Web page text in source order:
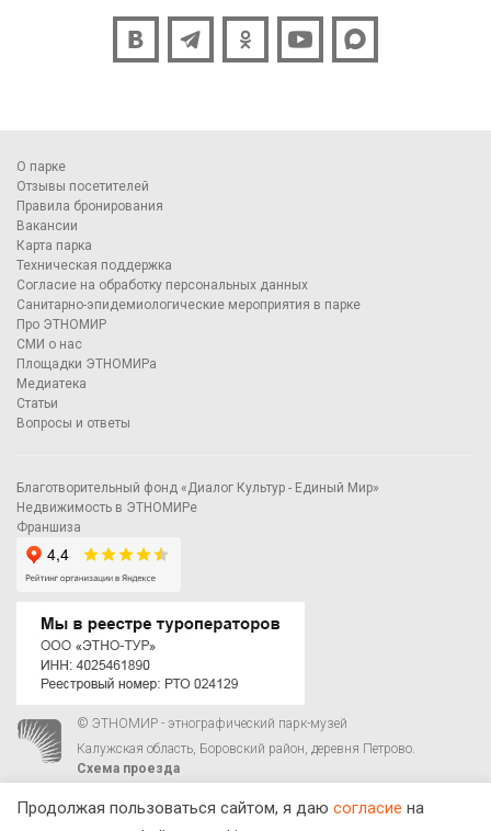
О парке
Отзывы посетителей
Правила бронирования
Вакансии
Карта парка
Техническая поддержка
Согласие на обработку персональных данных
Санитарно-эпидемиологические мероприятия в парке
Про ЭТНОМИР
СМИ о нас
Площадки ЭТНОМИРа
Медиатека
Статьи
Вопросы и ответы
Благотворительный фонд «Диалог Культур - Единый Мир»
Недвижимость в ЭТНОМИРе
Франшиза
© ЭТНОМИР - этнографический парк-музей
Калужская область, Боровский район, деревня Петрово.
Схема проезда
Продолжая пользоваться сайтом, я даю согласие на